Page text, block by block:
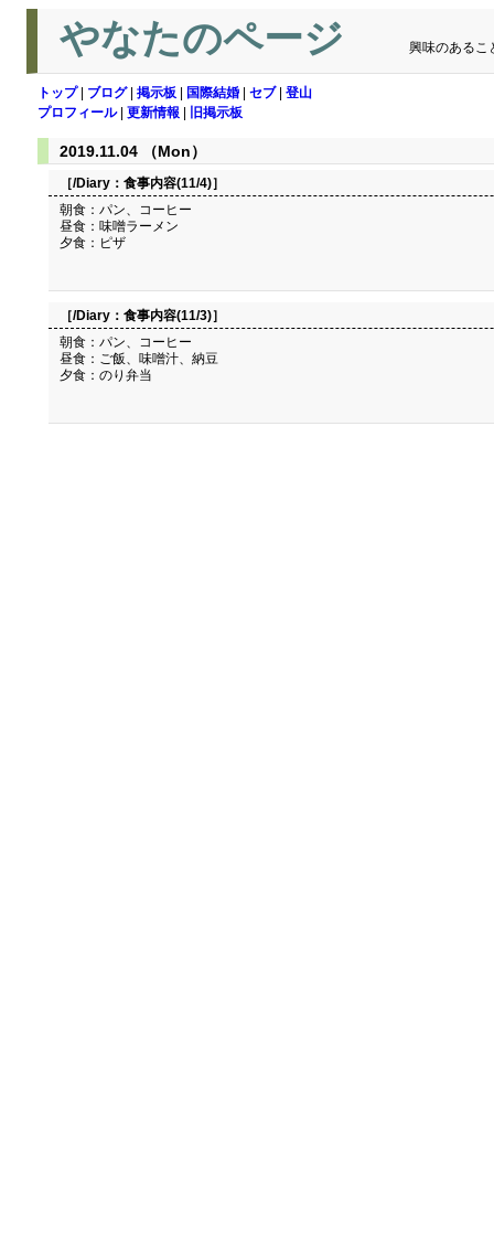
やなたのページ 興味のあるこ
トップ| ブログ| 掲示板 国際結婚 セブ| 登山
プロフィール| 更新情報 旧掲示板
2019.11.04 （Mon）
［/Diary： 食事内容(11/4)］
朝食：パン、コーヒー
昼食：味噌ラーメン
夕食：ピザ
［/Diary： 食事内容(11/3)］
朝食：パン、コーヒー
昼食：ご飯、味噌汁、納豆
夕食：のり弁当